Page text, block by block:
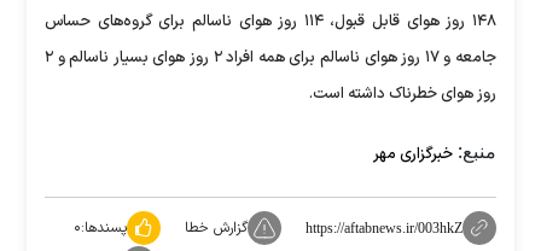
۱۴۸ روز هوای قابل قبول، ۱۱۴ روز هوای ناسالم برای گروه‌های حساس
جامعه و ۱۷ روز هوای ناسالم برای همه افراد ۲ روز هوای بسیار ناسالم و ۲
روز هوای خطرناک داشته است.
منبع: خبرگزاری مهر
https://aftabnews.ir/003hkZ گزارش خطا پسندها:۰